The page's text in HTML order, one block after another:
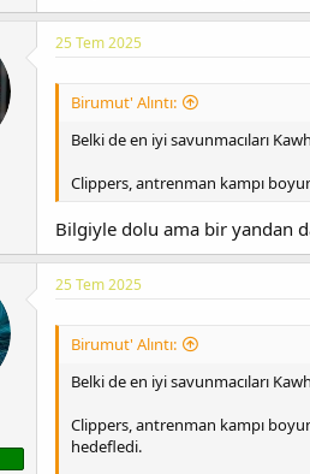
25 Tem 2025
Birumut' Alıntı:
Belki de en iyi savunmacıları
Clippers, antrenman kampı
Bilgiyle dolu ama bir yandan
25 Tem 2025
Birumut' Alıntı:
Belki de en iyi savunmacıları
Clippers, antrenman kampı
hedefledi.